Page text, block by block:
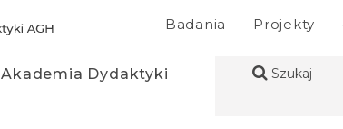
Badania Projekty
Akademia Dydaktyki
Szukaj